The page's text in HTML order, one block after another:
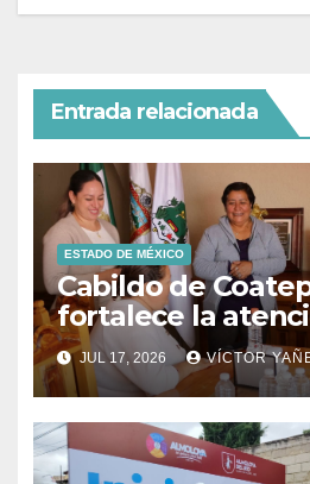
Entrada relacionada
ESTADO DE MÉXICO
Cabildo de
fortalece la
ciudadana y la
decisiones
JUL 17, 2026 VÍCTOR